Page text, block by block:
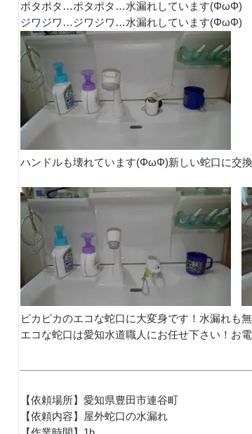
ポタポタ…ポタポタ…水漏れしています(ΦωΦ)
ジワジワ…ジワジワ…水漏れしています(ΦωΦ)
ハンドルも壊れています(ΦωΦ)新しい蛇口に交換
ピカピカのエコな蛇口に大変身です！水漏れ
エコな蛇口は愛知水道職人にお任せ下さい！お
【依頼場所】愛知県豊田市連谷町
【依頼内容】屋外蛇口の水漏れ